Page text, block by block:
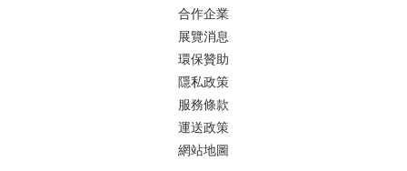
合作企業
展覽消息
環保贊助
隱私政策
服務條款
運送政策
網站地圖